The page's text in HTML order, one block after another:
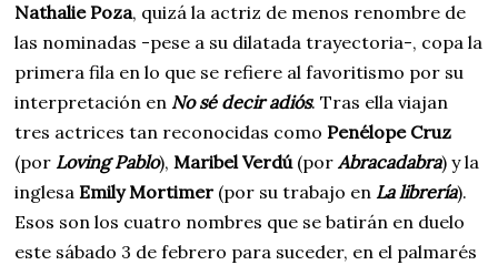
Nathalie Poza, quizá la actriz de menos renombre de
las nominadas -pese a su dilatada trayectoria-, copa la
primera fila en lo que se refiere al favoritismo por su
interpretación en No sé decir adiós. Tras ella viajan
tres actrices tan reconocidas comoPenélope Cruz
(por Loving Pablo), Maribel Verdú(porAbracadabra) y la
inglesa Emily Mortimer (por su trabajo en La librería).
Esos son los cuatro nombres que se batirán en duelo
este sábado 3 de febrero para suceder, en el palmarés